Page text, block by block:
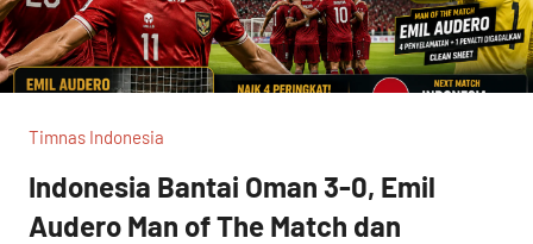
Timnas Indonesia
Indonesia Bantai Oman 3-0, Emil
Audero Man of The Match dan